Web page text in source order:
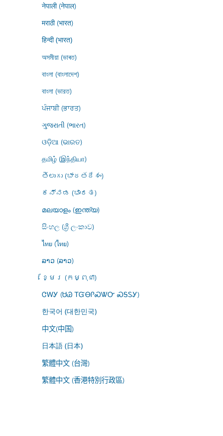
नेपाली (नेपाल)
मराठी (भारत)
हिन्दी (भारत)
অসমীয়া (ভাৰত)
বাংলা (বাংলাদেশ)
বাংলা (ভারত)
ਪੰਜਾਬੀ (ਭਾਰਤ)
ગુજરાતી (ભારત)
ଓଡ଼ିଆ (ଭାରତ)
தமிழ் (இந்தியா)
తెలుగు (భారతదేశం)
ಕನ್ನಡ (ಭಾರತ)
മലയാളം (ഇന്ത്യ)
සිංහල (ශ්‍රී ලංකාව)
ไทย (ไทย)
ລາວ (ລາວ)
ខ្មែរ (កម្ពុជា)
ᏣᎳᎩ (ᏌᏊ ᎢᏳᎾᎵᏍᏔᏅ ᏍᎦᏚᎩ)
한국어 (대한민국)
中文(中国)
日本語 (日本)
繁體中文 (台灣)
繁體中文 (香港特別行政區)